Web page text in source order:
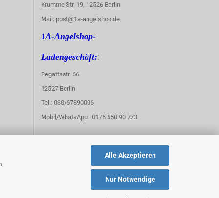
Alle Akzeptieren
Nur Notwendige
Krumme Str. 19, 12526 Berlin
Mail: post@1a-angelshop.de
1A-Angelshop-
Ladengeschäft::
Regattastr. 66
12527 Berlin
Tel.: 030/67890006
Mobil/WhatsApp: 0176 550 90 773